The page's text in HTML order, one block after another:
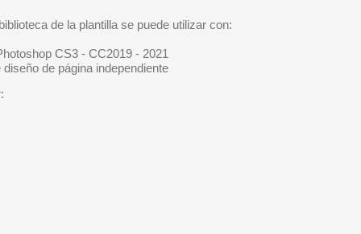
de la plantilla se puede utilizar con:
Photoshop CS3 - CC2019 - 2021
de página independiente